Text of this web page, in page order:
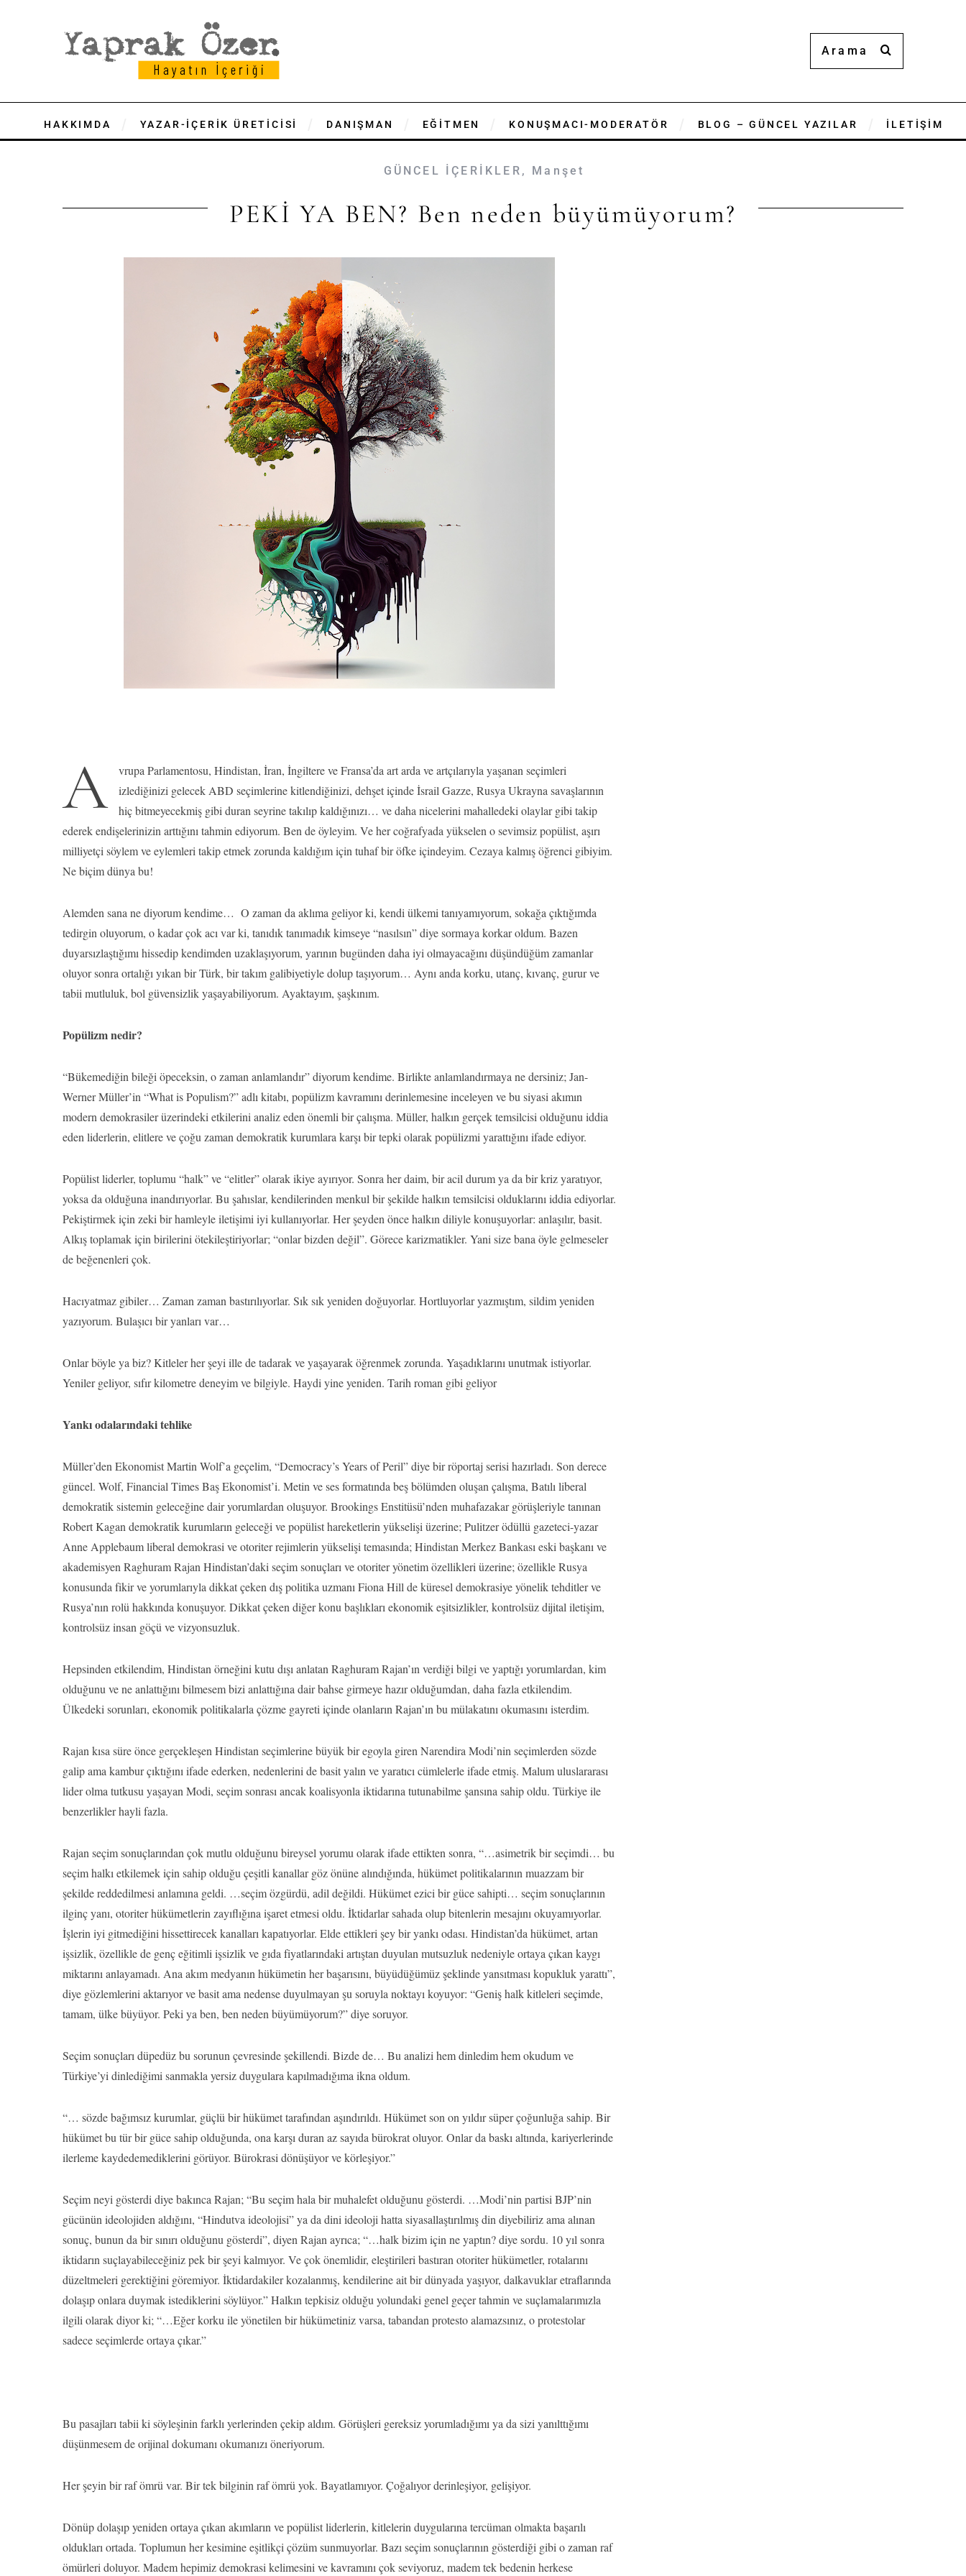
HAKKIMDA YAZAR-İÇERİK ÜRETİCİSİ DANIŞMAN EĞİTMEN KONUŞMACI-MODERATÖR BLOG – GÜNCEL YAZILAR İLETİŞİM
GÜNCEL İÇERİKLER , Manşet
PEKİ YA BEN? Ben neden büyümüyorum?
A
vrupa Parlamentosu, Hindistan, İran, İngiltere ve Fransa’da art arda ve artçılarıyla yaşanan seçimleri
izlediğinizi gelecek ABD seçimlerine kitlendiğinizi, dehşet içinde İsrail Gazze, Rusya Ukrayna savaşlarının
hiç bitmeyecekmiş gibi duran seyrine takılıp kaldığınızı… ve daha nicelerini mahalledeki olaylar gibi takip
ederek endişelerinizin arttığını tahmin ediyorum. Ben de öyleyim. Ve her coğrafyada yükselen o sevimsiz popülist, aşırı
milliyetçi söylem ve eylemleri takip etmek zorunda kaldığım için tuhaf bir öfke içindeyim. Cezaya kalmış öğrenci gibiyim.
Ne biçim dünya bu!
Alemden sana ne diyorum kendime… O zaman da aklıma geliyor ki, kendi ülkemi tanıyamıyorum, sokağa çıktığımda
tedirgin oluyorum, o kadar çok acı var ki, tanıdık tanımadık kimseye “nasılsın” diye sormaya korkar oldum. Bazen
duyarsızlaştığımı hissedip kendimden uzaklaşıyorum, yarının bugünden daha iyi olmayacağını düşündüğüm zamanlar
oluyor sonra ortalığı yıkan bir Türk, bir takım galibiyetiyle dolup taşıyorum… Aynı anda korku, utanç, kıvanç, gurur ve
tabii mutluluk, bol güvensizlik yaşayabiliyorum. Ayaktayım, şaşkınım.
Popülizm nedir?
“Bükemediğin bileği öpeceksin, o zaman anlamlandır” diyorum kendime. Birlikte anlamlandırmaya ne dersiniz; Jan-
Werner Müller’in “What is Populism?” adlı kitabı, popülizm kavramını derinlemesine inceleyen ve bu siyasi akımın
modern demokrasiler üzerindeki etkilerini analiz eden önemli bir çalışma. Müller, halkın gerçek temsilcisi olduğunu iddia
eden liderlerin, elitlere ve çoğu zaman demokratik kurumlara karşı bir tepki olarak popülizmi yarattığını ifade ediyor.
Popülist liderler, toplumu “halk” ve “elitler” olarak ikiye ayırıyor. Sonra her daim, bir acil durum ya da bir kriz yaratıyor,
yoksa da olduğuna inandırıyorlar. Bu şahıslar, kendilerinden menkul bir şekilde halkın temsilcisi olduklarını iddia ediyorlar.
Pekiştirmek için zeki bir hamleyle iletişimi iyi kullanıyorlar. Her şeyden önce halkın diliyle konuşuyorlar: anlaşılır, basit.
Alkış toplamak için birilerini ötekileştiriyorlar; “onlar bizden değil”. Görece karizmatikler. Yani size bana öyle gelmeseler
de beğenenleri çok.
Hacıyatmaz gibiler… Zaman zaman bastırılıyorlar. Sık sık yeniden doğuyorlar. Hortluyorlar yazmıştım, sildim yeniden
yazıyorum. Bulaşıcı bir yanları var…
Onlar böyle ya biz? Kitleler her şeyi ille de tadarak ve yaşayarak öğrenmek zorunda. Yaşadıklarını unutmak istiyorlar.
Yeniler geliyor, sıfır kilometre deneyim ve bilgiyle. Haydi yine yeniden. Tarih roman gibi geliyor
Yankı odalarındaki tehlike
Müller’den Ekonomist Martin Wolf’a geçelim, “Democracy’s Years of Peril” diye bir röportaj serisi hazırladı. Son derece
güncel. Wolf, Financial Times Baş Ekonomist’i. Metin ve ses formatında beş bölümden oluşan çalışma, Batılı liberal
demokratik sistemin geleceğine dair yorumlardan oluşuyor. Brookings Enstitüsü’nden muhafazakar görüşleriyle tanınan
Robert Kagan demokratik kurumların geleceği ve popülist hareketlerin yükselişi üzerine; Pulitzer ödüllü gazeteci-yazar
Anne Applebaum liberal demokrasi ve otoriter rejimlerin yükselişi temasında; Hindistan Merkez Bankası eski başkanı ve
akademisyen Raghuram Rajan Hindistan’daki seçim sonuçları ve otoriter yönetim özellikleri üzerine; özellikle Rusya
konusunda fikir ve yorumlarıyla dikkat çeken dış politika uzmanı Fiona Hill de küresel demokrasiye yönelik tehditler ve
Rusya’nın rolü hakkında konuşuyor. Dikkat çeken diğer konu başlıkları ekonomik eşitsizlikler, kontrolsüz dijital iletişim,
kontrolsüz insan göçü ve vizyonsuzluk.
Hepsinden etkilendim, Hindistan örneğini kutu dışı anlatan Raghuram Rajan’ın verdiği bilgi ve yaptığı yorumlardan, kim
olduğunu ve ne anlattığını bilmesem bizi anlattığına dair bahse girmeye hazır olduğumdan, daha fazla etkilendim.
Ülkedeki sorunları, ekonomik politikalarla çözme gayreti içinde olanların Rajan’ın bu mülakatını okumasını isterdim.
Rajan kısa süre önce gerçekleşen Hindistan seçimlerine büyük bir egoyla giren Narendira Modi’nin seçimlerden sözde
galip ama kambur çıktığını ifade ederken, nedenlerini de basit yalın ve yaratıcı cümlelerle ifade etmiş. Malum uluslararası
lider olma tutkusu yaşayan Modi, seçim sonrası ancak koalisyonla iktidarına tutunabilme şansına sahip oldu. Türkiye ile
benzerlikler hayli fazla.
Rajan seçim sonuçlarından çok mutlu olduğunu bireysel yorumu olarak ifade ettikten sonra, “…asimetrik bir seçimdi… bu
seçim halkı etkilemek için sahip olduğu çeşitli kanallar göz önüne alındığında, hükümet politikalarının muazzam bir
şekilde reddedilmesi anlamına geldi. …seçim özgürdü, adil değildi. Hükümet ezici bir güce sahipti… seçim sonuçlarının
ilginç yanı, otoriter hükümetlerin zayıflığına işaret etmesi oldu. İktidarlar sahada olup bitenlerin mesajını okuyamıyorlar.
İşlerin iyi gitmediğini hissettirecek kanalları kapatıyorlar. Elde ettikleri şey bir yankı odası. Hindistan’da hükümet, artan
işsizlik, özellikle de genç eğitimli işsizlik ve gıda fiyatlarındaki artıştan duyulan mutsuzluk nedeniyle ortaya çıkan kaygı
miktarını anlayamadı. Ana akım medyanın hükümetin her başarısını, büyüdüğümüz şeklinde yansıtması kopukluk yarattı”,
diye gözlemlerini aktarıyor ve basit ama nedense duyulmayan şu soruyla noktayı koyuyor: “Geniş halk kitleleri seçimde,
tamam, ülke büyüyor. Peki ya ben, ben neden büyümüyorum?” diye soruyor.
Seçim sonuçları düpedüz bu sorunun çevresinde şekillendi. Bizde de… Bu analizi hem dinledim hem okudum ve
Türkiye’yi dinlediğimi sanmakla yersiz duygulara kapılmadığıma ikna oldum.
“… sözde bağımsız kurumlar, güçlü bir hükümet tarafından aşındırıldı. Hükümet son on yıldır süper çoğunluğa sahip. Bir
hükümet bu tür bir güce sahip olduğunda, ona karşı duran az sayıda bürokrat oluyor. Onlar da baskı altında, kariyerlerinde
ilerleme kaydedemediklerini görüyor. Bürokrasi dönüşüyor ve körleşiyor.”
Seçim neyi gösterdi diye bakınca Rajan; “Bu seçim hala bir muhalefet olduğunu gösterdi. …Modi’nin partisi BJP’nin
gücünün ideolojiden aldığını, “Hindutva ideolojisi” ya da dini ideoloji hatta siyasallaştırılmış din diyebiliriz ama alınan
sonuç, bunun da bir sınırı olduğunu gösterdi”, diyen Rajan ayrıca; “…halk bizim için ne yaptın? diye sordu. 10 yıl sonra
iktidarın suçlayabileceğiniz pek bir şeyi kalmıyor. Ve çok önemlidir, eleştirileri bastıran otoriter hükümetler, rotalarını
düzeltmeleri gerektiğini göremiyor. İktidardakiler kozalanmış, kendilerine ait bir dünyada yaşıyor, dalkavuklar etraflarında
dolaşıp onlara duymak istediklerini söylüyor.” Halkın tepkisiz olduğu yolundaki genel geçer tahmin ve suçlamalarımızla
ilgili olarak diyor ki; “…Eğer korku ile yönetilen bir hükümetiniz varsa, tabandan protesto alamazsınız, o protestolar
sadece seçimlerde ortaya çıkar.”
Bu pasajları tabii ki söyleşinin farklı yerlerinden çekip aldım. Görüşleri gereksiz yorumladığımı ya da sizi yanılttığımı
düşünmesem de orijinal dokumanı okumanızı öneriyorum.
Her şeyin bir raf ömrü var. Bir tek bilginin raf ömrü yok. Bayatlamıyor. Çoğalıyor derinleşiyor, gelişiyor.
Dönüp dolaşıp yeniden ortaya çıkan akımların ve popülist liderlerin, kitlelerin duygularına tercüman olmakta başarılı
oldukları ortada. Toplumun her kesimine eşitlikçi çözüm sunmuyorlar. Bazı seçim sonuçlarının gösterdiği gibi o zaman raf
ömürleri doluyor. Madem hepimiz demokrasi kelimesini ve kavramını çok seviyoruz, madem tek bedenin herkese